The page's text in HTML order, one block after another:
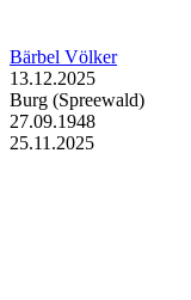
Bärbel Völker
13.12.2025
Burg (Spreewald)
27.09.1948
25.11.2025